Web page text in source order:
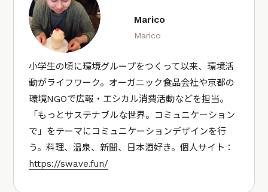
Marico
Marico
小学生の頃に環境グループをつくって以来、環境活
動がライフワーク。オーガニック食品会社や京都の
環境NGOで広報・エシカル消費活動などを担当。
「もっとサステナブルな世界。コミュニケーション
で」をテーマにコミュニケーションデザインを行
う。料理、温泉、新聞、日本酒好き。個人サイト：
https://swave.fun/